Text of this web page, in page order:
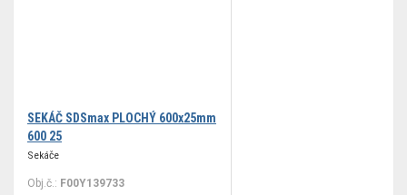
SEKÁČ SDSmax PLOCHÝ 600x25mm
600 25
Sekáče
Obj.č.: F00Y139733